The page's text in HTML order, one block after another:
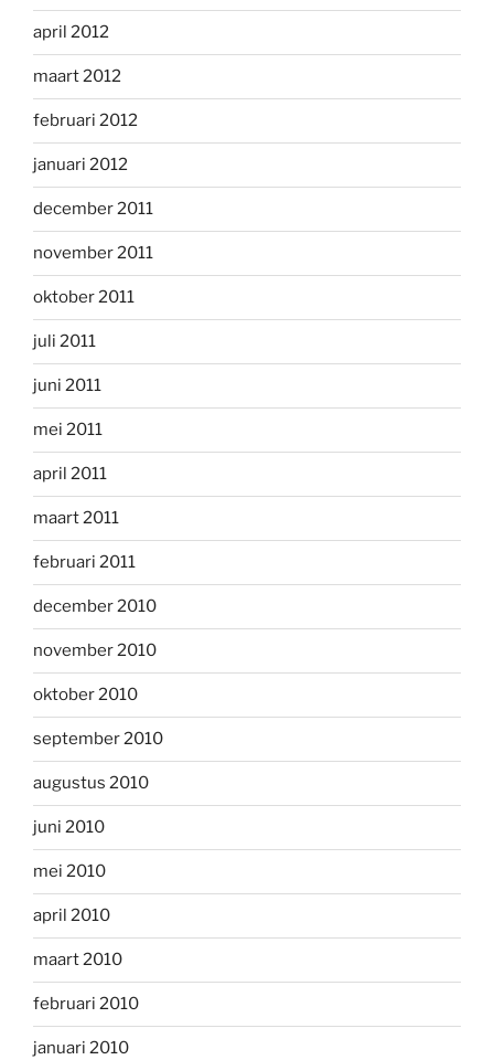
april 2012
maart 2012
februari 2012
januari 2012
december 2011
november 2011
oktober 2011
juli 2011
juni 2011
mei 2011
april 2011
maart 2011
februari 2011
december 2010
november 2010
oktober 2010
september 2010
augustus 2010
juni 2010
mei 2010
april 2010
maart 2010
februari 2010
januari 2010